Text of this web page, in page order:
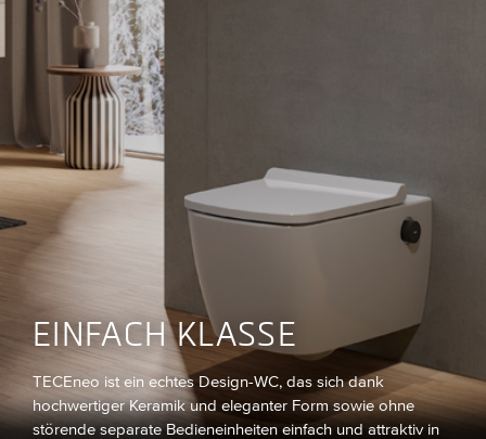
EINFACH KLASSE
TECEneo ist ein echtes Design-WC, das sich dank
hochwertiger Keramik und eleganter Form sowie ohne
störende separate Bedieneinheiten einfach und attraktiv in